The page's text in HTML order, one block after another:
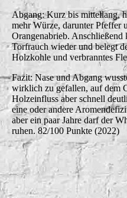
Abgang: Kurz bis mittellang,
mehr Würze, darunter Pfeffer
Orangenabrieb.
Torfrauch wieder und belegt
Holzkohle und verbranntes
Fazit: Nase und Abgang
wirklich zu gefallen, auf dem
Holzeinfluss aber schnell
eine oder andere
aber ein paar Jahre darf der
ruhen. 82/100 Punkte (2022)